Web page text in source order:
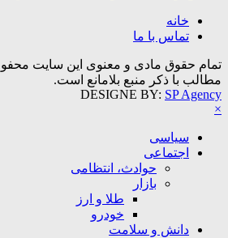
خانه
تماس با ما
تمام حقوق مادی و معنوی این سایت
مطالب با ذکر منبع بلامانع است.
DESIGNE BY: SP Agency
×
سیاسی
اجتماعی
حوادث، انتظامی
بازار
طلا و ارز
خودرو
دانش و سلامت